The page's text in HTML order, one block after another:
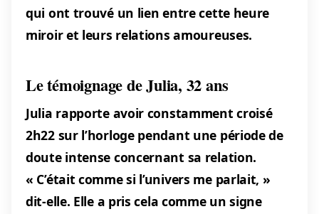
qui ont trouvé un lien entre cette heure
miroir et leurs relations amoureuses.
Le témoignage de Julia, 32 ans
Julia rapporte avoir constamment croisé
2h22 sur l’horloge pendant une période de
doute intense concernant sa relation.
« C’était comme si l’univers me parlait, »
dit-elle. Elle a pris cela comme un signe